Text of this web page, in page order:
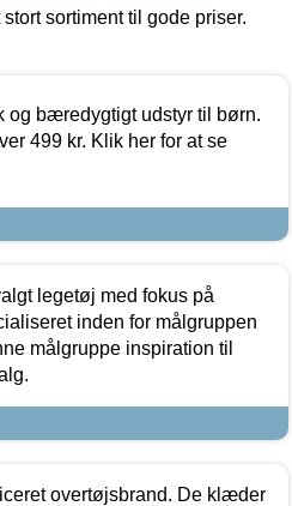
sortiment til gode priser.
bæredygtigt udstyr til børn.
499 kr. Klik her for at se
legetøj med fokus på
inden for målgruppen
målgruppe inspiration til
overtøjsbrand. De klæder